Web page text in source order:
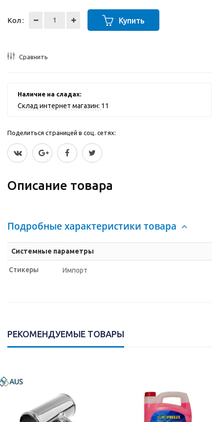
Кол : Купить
Сравнить
Наличие на сладах:
Склад интернет магазин: 11
Поделиться страницей в соц. сетях:
Описание товара
Подробные характеристики товара
Системные параметры
Стикеры Импорт
РЕКОМЕНДУЕМЫЕ ТОВАРЫ